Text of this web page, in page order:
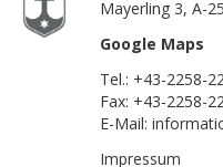
Mayerling 3, A-
Google Maps
Tel.: +43-2258-
Fax: +43-2258-
E-Mail:
Impressum